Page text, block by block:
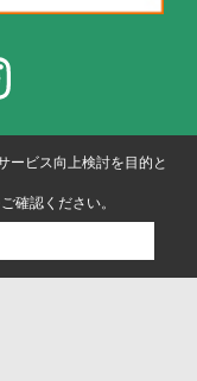
ービス向上検討を目的と
確認ください。